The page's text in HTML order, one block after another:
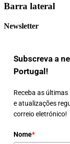
Barra lateral
Newsletter
Subscreva a
Portugal!
Receba as
e atualizações
correio eletrónico!
Nome*